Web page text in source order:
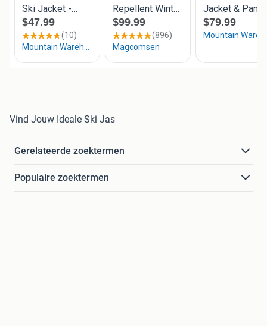
Vind Jouw Ideale Ski Jas
Gerelateerde zoektermen
Populaire zoektermen